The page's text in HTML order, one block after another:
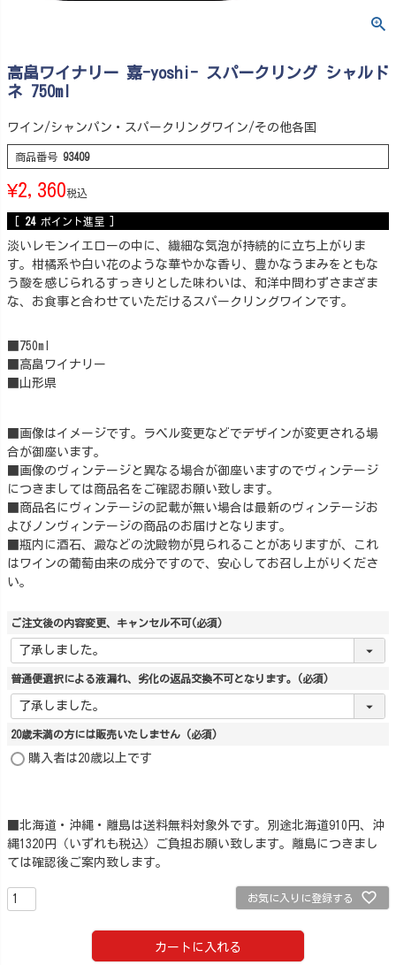
高畠ワイナリー 嘉-yoshi- スパークリング シャルド
ネ 750ml
ワイン/シャンパン・スパークリングワイン/その他各国
商品番号 93409
¥2,360税込
24 ポイント進呈 ]
淡いレモンイエローの中に、繊細な気泡が持続的に立ち上がりま
す。柑橘系や白い花のような華やかな香り、豊かなうまみをともな
う酸を感じられるすっきりとした味わいは、和洋中問わずさまざま
な、お食事と合わせていただけるスパークリングワインです。
■750ml
■高畠ワイナリー
■山形県
■画像はイメージです。ラベル変更などでデザインが変更される場
合が御座います。
■画像のヴィンテージと異なる場合が御座いますのでヴィンテージ
につきましては商品名をご確認お願い致します。
■商品名にヴィンテージの記載が無い場合は最新のヴィンテージお
よびノンヴィンテージの商品のお届けとなります。
■瓶内に酒石、澱などの沈殿物が見られることがありますが、これ
はワインの葡萄由来の成分ですので、安心してお召し上がりくださ
い。
ご注文後の内容変更、キャンセル不可(必須)
普通便選択による液漏れ、劣化の返品交換不可となります。 (必須)
20歳未満の方には販売いたしません (必須)
購入者は20歳以上です
■北海道・沖縄・離島は送料無料対象外です。別途北海道910円、沖
縄1320円（いずれも税込）ご負担お願い致します。離島につきまし
ては確認後ご案内致します。
お気に入りに登録する
カートに入れる